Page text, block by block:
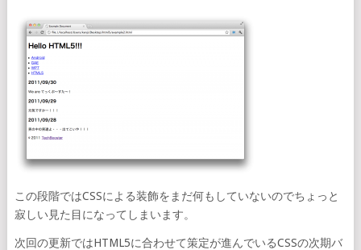
この段階ではCSSによる装飾をまだ何もしていないのでちょっと
寂しい見た目になってしまいます。
次回の更新ではHTML5に合わせて策定が進んでいるCSSの次期バ